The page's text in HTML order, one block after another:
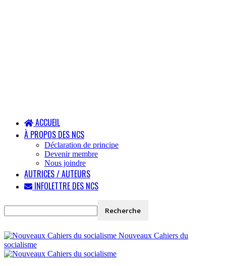
ACCUEIL
À PROPOS DES NCS
Déclaration de principe
Devenir membre
Nous joindre
AUTRICES / AUTEURS
INFOLETTRE DES NCS
Nouveaux Cahiers du
socialisme